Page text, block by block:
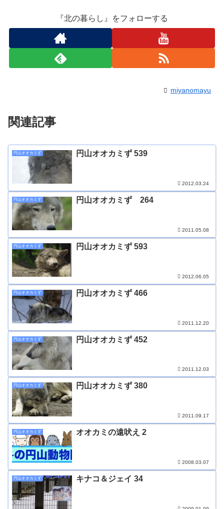
『北の暮らし』をフォローする
miyanomayu
関連記事
円山オオカミず 円山オオカミず 539
2012.03.24
円山オオカミず 円山オオカミず 264
2011.05.08
円山オオカミず 円山オオカミず 593
2012.06.05
円山オオカミず 円山オオカミず 466
2011.12.20
円山オオカミず 円山オオカミず 452
2011.12.03
円山オオカミず 円山オオカミず 380
2011.09.17
円山オオカミず オオカミの遠吠え 2
2008.03.07
円山オオカミず キナコ＆ジェイ 34